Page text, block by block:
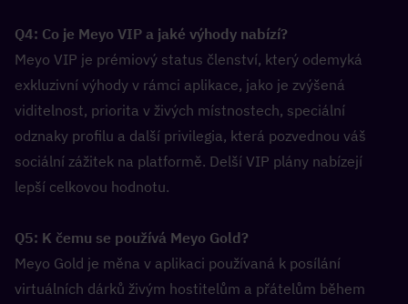
Q4: Co je Meyo VIP a jaké výhody nabízí?
Meyo VIP je prémiový status členství, který odemyká
exkluzivní výhody v rámci aplikace, jako je zvýšená
viditelnost, priorita v živých místnostech, speciální
odznaky profilu a další privilegia, která pozvednou váš
sociální zážitek na platformě. Delší VIP plány nabízejí
lepší celkovou hodnotu.
Q5: K čemu se používá Meyo Gold?
Meyo Gold je měna v aplikaci používaná k posílání
virtuálních dárků živým hostitelům a přátelům během